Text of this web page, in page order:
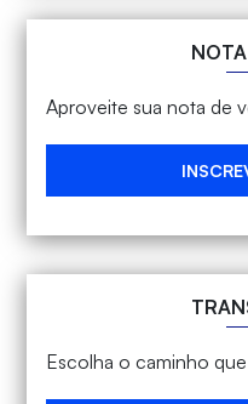
Aproveite sua nota de
Escolha o caminho